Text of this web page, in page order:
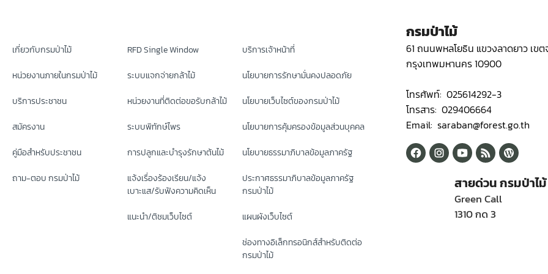
เกี่ยวกับกรมป่าไม้
หน่วยงานภายในกรมป่าไม้
บริการประชาชน
สมัครงาน
คู่มือสำหรับประชาชน
ถาม-ตอบ กรมป่าไม้
RFD Single Window
ระบบแจกจ่ายกล้าไม้
หน่วยงานที่ติดต่อขอรับกล้าไม้
ระบบพิทักษ์ไพร
การปลูกและบำรุงรักษาต้นไม้
แจ้งเรื่องร้องเรียน/แจ้ง
เบาะแส/รับฟังความคิดเห็น
แนะนำ/ติชมเว็บไซต์
บริการเจ้าหน้าที่
นโยบายการรักษามั่นคงปลอดภัย
นโยบายเว็บไซต์ของกรมป่าไม้
นโยบายการคุ้มครองข้อมูลส่วนบุคคล
นโยบายธรรมาภิบาลข้อมูลภาครัฐ
ประกาศธรรมาภิบาลข้อมูลภาครัฐ
กรมป่าไม้
แผนผังเว็บไซต์
ช่องทางอิเล็กทรอนิกส์สำหรับติดต่อ
กรมป่าไม้
กรมป่าไม้
61 ถนนพหลโยธิน แขวงลาดยาว เข
กรุงเทพมหานคร 10900
โทรศัพท์: 025614292-3
โทรสาร: 029406664
Email: saraban@forest.go.th
สายด่วน กรมป่าไม้
Green Call
1310 กด 3